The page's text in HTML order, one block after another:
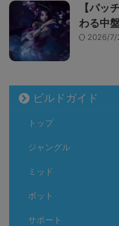
【パッ
わる中
2026/7/
ビルドガイド
トップ
ジャングル
ミッド
ボット
サポート